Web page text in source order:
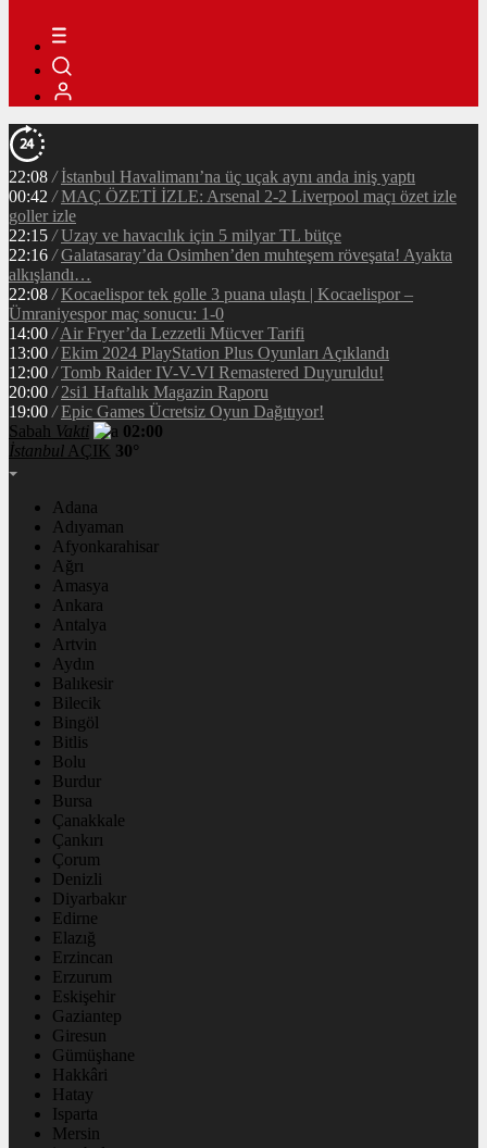
22:08 / İstanbul Havalimanı’na üç uçak aynı anda iniş yaptı
00:42 / MAÇ ÖZETİ İZLE: Arsenal 2-2 Liverpool maçı özet izle
goller izle
22:15 / Uzay ve havacılık için 5 milyar TL bütçe
22:16 / Galatasaray’da Osimhen’den muhteşem röveşata! Ayakta
alkışlandı…
22:08 / Kocaelispor tek golle 3 puana ulaştı | Kocaelispor –
Ümraniyespor maç sonucu: 1-0
14:00 / Air Fryer’da Lezzetli Mücver Tarifi
13:00 / Ekim 2024 PlayStation Plus Oyunları Açıklandı
12:00 / Tomb Raider IV-V-VI Remastered Duyuruldu!
20:00 / 2si1 Haftalık Magazin Raporu
19:00 / Epic Games Ücretsiz Oyun Dağıtıyor!
Sabah Vakti
02:00
İstanbul AÇIK 30°
Adana
Adıyaman
Afyonkarahisar
Ağrı
Amasya
Ankara
Antalya
Artvin
Aydın
Balıkesir
Bilecik
Bingöl
Bitlis
Bolu
Burdur
Bursa
Çanakkale
Çankırı
Çorum
Denizli
Diyarbakır
Edirne
Elazığ
Erzincan
Erzurum
Eskişehir
Gaziantep
Giresun
Gümüşhane
Hakkâri
Hatay
Isparta
Mersin